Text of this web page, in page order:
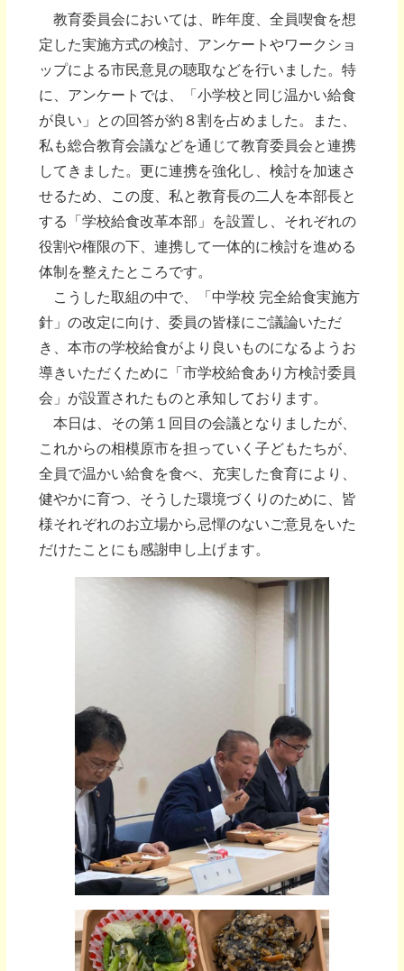
教育委員会においては、昨年度、全員喫食を想
定した実施方式の検討、アンケートやワークショ
ップによる市民意見の聴取などを行いました。特
に、アンケートでは、「小学校と同じ温かい給食
が良い」との回答が約８割を占めました。また、
私も総合教育会議などを通じて教育委員会と連携
してきました。更に連携を強化し、検討を加速さ
せるため、この度、私と教育長の二人を本部長と
する「学校給食改革本部」を設置し、それぞれの
役割や権限の下、連携して一体的に検討を進める
体制を整えたところです。
こうした取組の中で、「中学校 完全給食実施方
針」の改定に向け、委員の皆様にご議論いただ
き、本市の学校給食がより良いものになるようお
導きいただくために「市学校給食あり方検討委員
会」が設置されたものと承知しております。
本日は、その第１回目の会議となりましたが、
これからの相模原市を担っていく子どもたちが、
全員で温かい給食を食べ、充実した食育により、
健やかに育つ、そうした環境づくりのために、皆
様それぞれのお立場から忌憚のないご意見をいた
だけたことにも感謝申し上げます。